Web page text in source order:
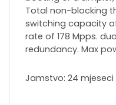
Total non-blocking
switching capacity
rate of 178 Mpps.
redundancy. Max
Jamstvo: 24 mjeseci